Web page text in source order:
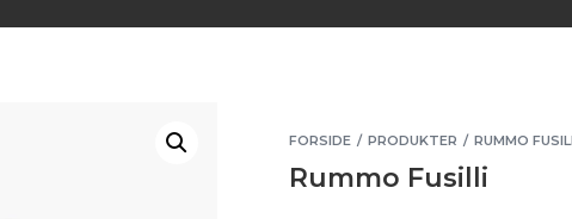
FORSIDE / PRODUKTER / RUMMO
Rummo Fusilli